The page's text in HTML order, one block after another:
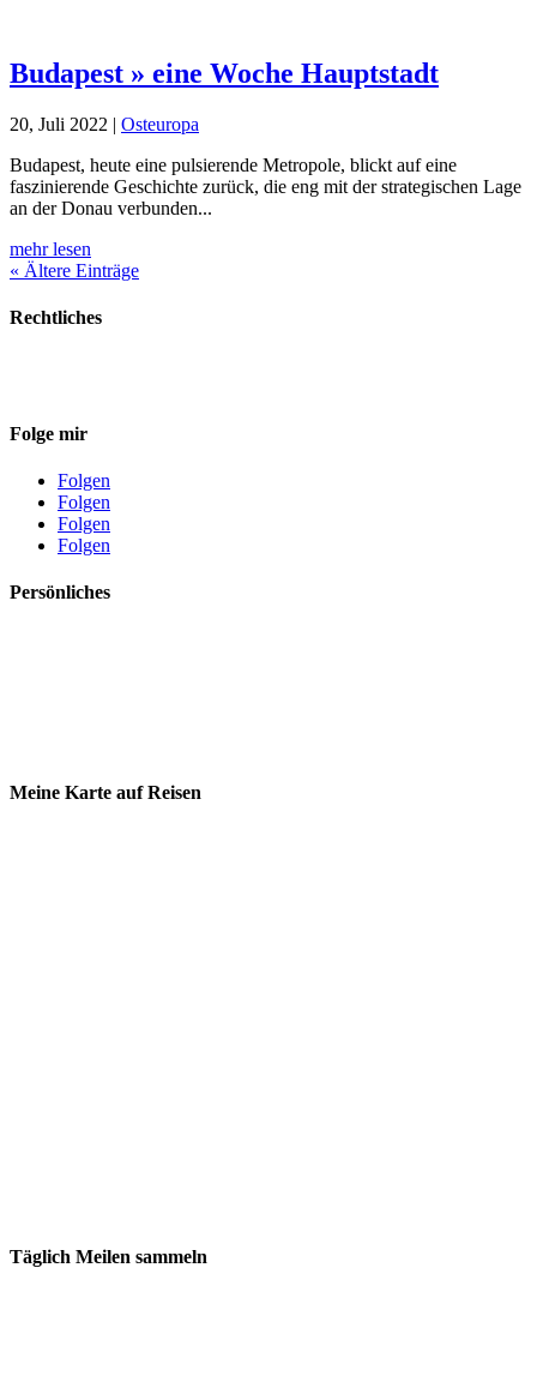
Budapest » eine Woche Hauptstadt
20, Juli 2022 | Osteuropa
Budapest, heute eine pulsierende Me­tro­pole, blickt auf eine
faszinierende Geschichte zurück, die eng mit der strategischen Lage
an der Donau verbunden...
mehr lesen
« Ältere Einträge
Rechtliches
Folge mir
Folgen
Folgen
Folgen
Folgen
Persönliches
Meine Karte auf Reisen
Täglich Meilen sammeln